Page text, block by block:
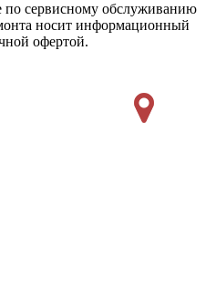
сервисному обслуживанию
носит информационный
офертой.